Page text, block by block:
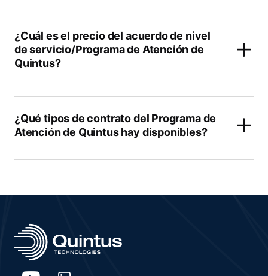
¿Cuál es el precio del acuerdo de nivel
de servicio/Programa de Atención de
Quintus?
¿Qué tipos de contrato del Programa de
Atención de Quintus hay disponibles?